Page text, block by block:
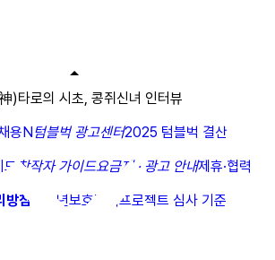
용N텀블벅 광고센터2025 텀블벅 결산
드 창작자 가이드요금제 · 광고 안내제휴·협력
방침 청소년보호정책프로젝트 심사 기준
)타로의 시초, 콩쥐신녀 인터뷰